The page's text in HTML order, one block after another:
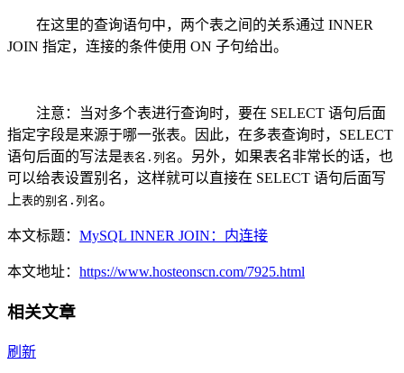
在这里的查询语句中，两个表之间的关系通过 INNER
JOIN 指定，连接的条件使用 ON 子句给出。
注意：当对多个表进行查询时，要在 SELECT 语句后面
指定字段是来源于哪一张表。因此，在多表查询时，SELECT
语句后面的写法是表名.列名。另外，如果表名非常长的话，也
可以给表设置别名，这样就可以直接在 SELECT 语句后面写
上表的别名.列名。
本文标题： MySQL INNER JOIN：内连接
本文地址： https://www.hosteonscn.com/7925.html
相关文章
刷新